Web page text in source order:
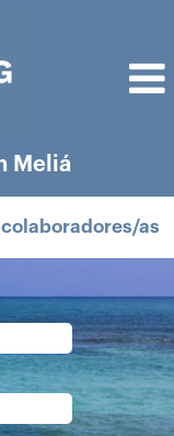
Meliá
as